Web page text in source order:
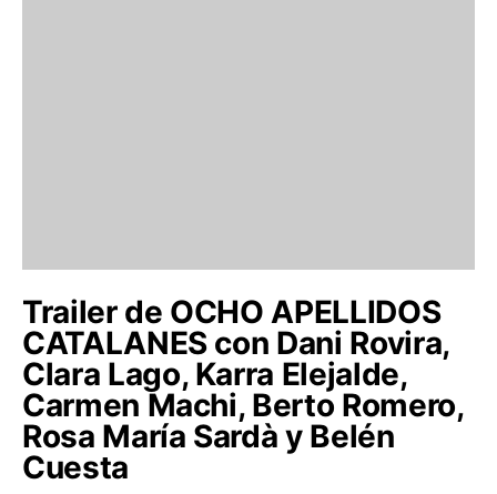
Trailer de OCHO APELLIDOS
CATALANES con Dani Rovira,
Clara Lago, Karra Elejalde,
Carmen Machi, Berto Romero,
Rosa María Sardà y Belén
Cuesta